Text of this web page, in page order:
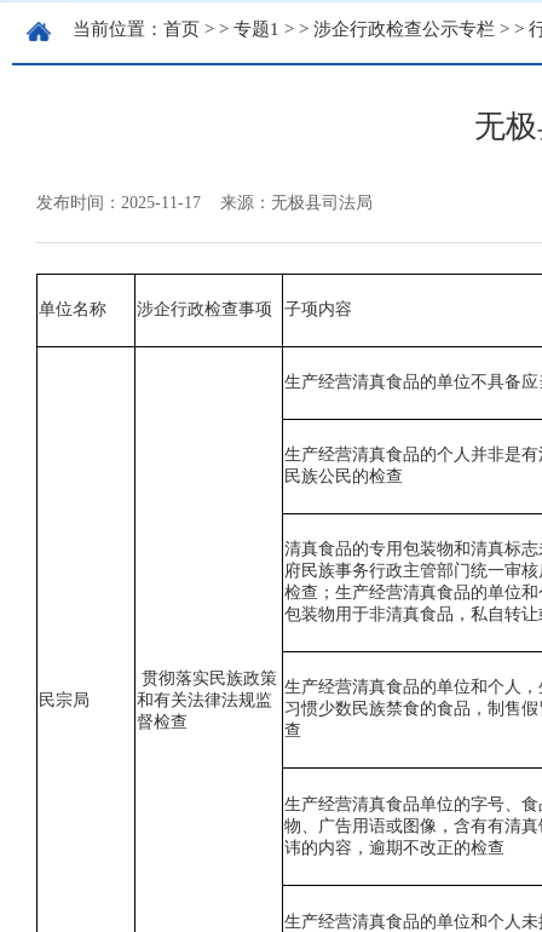
当前位置： 首页 > > 专题1 > > 涉企行政检查公示专栏 > >
无
发布时间：2025-11-17 来源：无极县司法局
单位名称 涉企行政检查事项 子项内容
民宗局
贯彻落实民族政策
和有关法律法规监
督检查
生产经营清真食品的单位不具备
生产经营清真食品的个人并非是
民族公民的检查
清真食品的专用包装物和清真标
府民族事务行政主管部门统一审
检查；生产经营清真食品的单位
包装物用于非清真食品，私自转
生产经营清真食品的单位和个人
习惯少数民族禁食的食品，制售
查
生产经营清真食品单位的字号、
物、广告用语或图像，含有有清
讳的内容，逾期不改正的检查
生产经营清真食品的单位和个人